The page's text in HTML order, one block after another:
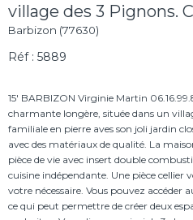
village des 3 Pignons.
Barbizon (77630)
Réf : 5889
15' BARBIZON Virginie Martin
charmante longère, située dans un
familiale en pierre aves son joli jardin
avec des matériaux de qualité. La
pièce de vie avec insert double
cuisine indépendante. Une pièce cellier
votre nécessaire. Vous pouvez accéder
ce qui peut permettre de créer deux